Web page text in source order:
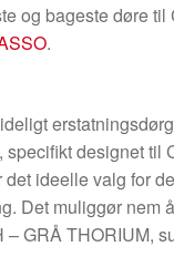
og bageste døre til
.
designet til
det ideelle valg for
Det muliggør nem
GRÅ THORIUM,